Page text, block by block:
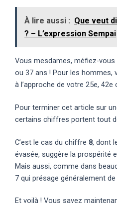
À lire aussi : Que veut
? – L’expression Sempai
Vous mesdames, méfiez-
ou 37 ans ! Pour les hommes,
à l’approche de votre 25e, 42e
Pour terminer cet article sur
certains chiffres portent tout
C’est le cas du chiffre 8, dont
évasée, suggère la prospérité
Mais aussi, comme dans
7 qui présage généralement de
Et voilà ! Vous savez